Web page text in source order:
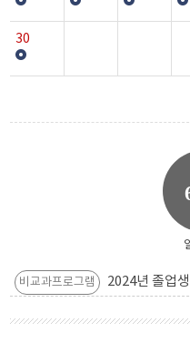
30
비교과프로그램 2024년 졸업